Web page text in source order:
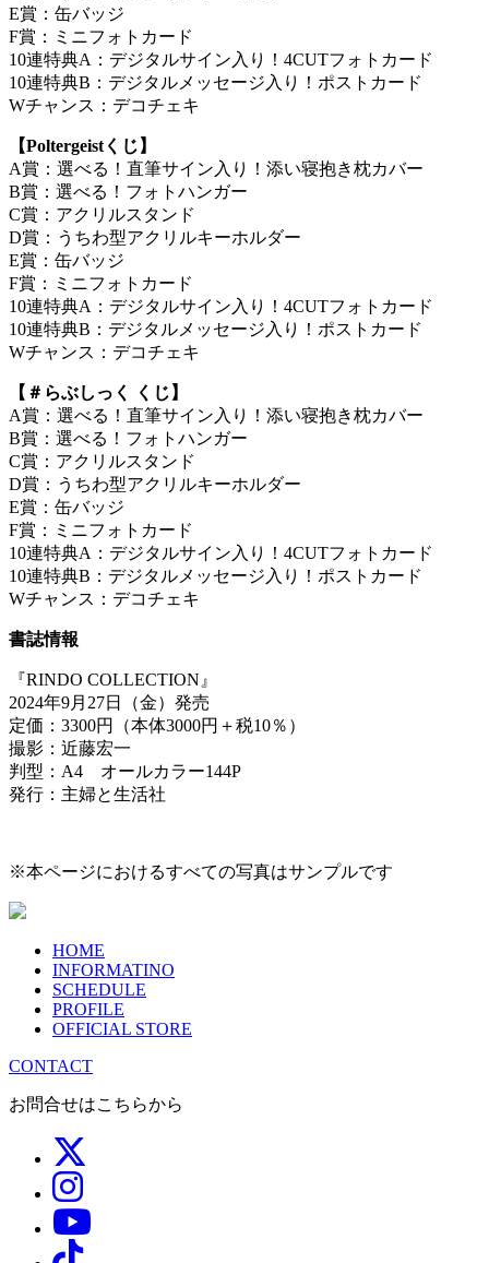
E賞：缶バッジ
F賞：ミニフォトカード
10連特典A：デジタルサイン入り！4CUTフォトカード
10連特典B：デジタルメッセージ入り！ポストカード
Wチャンス：デコチェキ
【Poltergeistくじ】
A賞：選べる！直筆サイン入り！添い寝抱き枕カバー
B賞：選べる！フォトハンガー
C賞：アクリルスタンド
D賞：うちわ型アクリルキーホルダー
E賞：缶バッジ
F賞：ミニフォトカード
10連特典A：デジタルサイン入り！4CUTフォトカード
10連特典B：デジタルメッセージ入り！ポストカード
Wチャンス：デコチェキ
【＃らぶしっく くじ】
A賞：選べる！直筆サイン入り！添い寝抱き枕カバー
B賞：選べる！フォトハンガー
C賞：アクリルスタンド
D賞：うちわ型アクリルキーホルダー
E賞：缶バッジ
F賞：ミニフォトカード
10連特典A：デジタルサイン入り！4CUTフォトカード
10連特典B：デジタルメッセージ入り！ポストカード
Wチャンス：デコチェキ
書誌情報
『RINDO COLLECTION』
2024年9月27日（金）発売
定価：3300円（本体3000円＋税10％）
撮影：近藤宏一
判型：A4 オールカラー144P
発行：主婦と生活社
※本ページにおけるすべての写真はサンプルです
HOME
INFORMATINO
SCHEDULE
PROFILE
OFFICIAL STORE
CONTACT
お問合せはこちらから